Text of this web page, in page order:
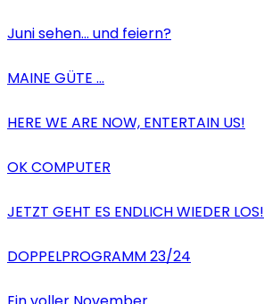
Juni sehen… und feiern?
MAINE GÜTE …
HERE WE ARE NOW, ENTERTAIN US!
OK COMPUTER
JETZT GEHT ES ENDLICH WIEDER LOS!
DOPPELPROGRAMM 23/24